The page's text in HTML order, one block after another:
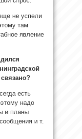
не успели
там
явление
есть
надо
и планы
и т.